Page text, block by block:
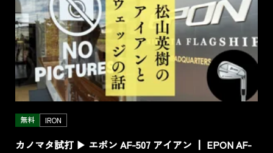
無料 IRON
カノマタ試打 ▶ エポン AF-507 アイアン ┃ EPON AF-